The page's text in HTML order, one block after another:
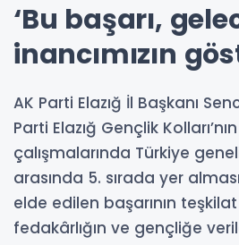
‘Bu başarı,
inancımızın
AK Parti Elazığ İl Başkanı
Parti Elazığ Gençlik
çalışmalarında Türkiye
arasında 5. sırada yer
elde edilen başarının
fedakârlığın ve gençliğe